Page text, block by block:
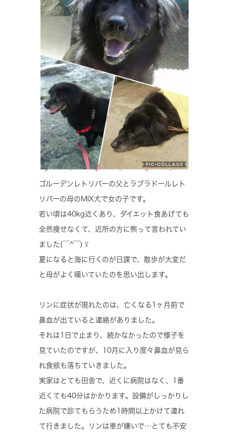
ゴルーデンレトリバーの父とラブラドールレト
リバーの母のMIX犬で女の子です。
若い頃は40kg近くあり、ダイエット食あげても
全然痩せなくて、近所の方に熊って言われてい
ました(￣^￣)ゞ
夏になると海に行くのが日課で、散歩が大変だ
と母がよく嘆いていたのを思い出します。
リンに症状が現れたのは、亡くなる1ヶ月前で
鼻血が出ていると連絡がありました。
それは1日で止まり、続かなかったので様子を
見ていたのですが、10月に入り度々鼻血が見ら
れ食欲も落ちていきました。
実家はとても田舎で、近くに病院はなく、1番
近くても40分はかかります。設備がしっかりし
た病院で診てもらうため1時間以上かけて連れ
て行きました。リンは車が嫌いで…とても不安